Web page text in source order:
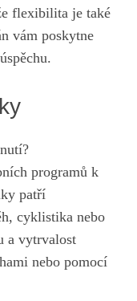
flexibilita je také
vám ​poskytne
programů ‌k
patří
cyklistika nebo
a vytrvalost
nebo pomocí